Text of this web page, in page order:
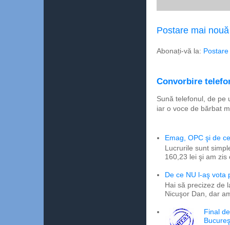
Postare mai nouă
Abonați-vă la:
Convorbire
Sună telefonul, de pe
iar o voce de bărbat
Emag, OPC şi de
Lucrurile sunt
160,23 lei şi am
De ce NU l-aş vota
Hai să precizez de
Nicuşor Dan, dar
Final